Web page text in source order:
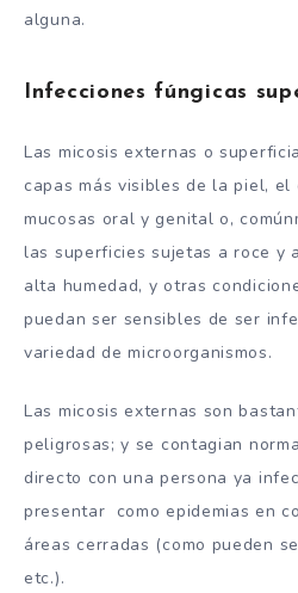
alguna.
Infecciones fúngicas
Las micosis externas o
capas más visibles de la piel,
mucosas oral y genital o,
las superficies sujetas a roce y
alta humedad, y otras
puedan ser sensibles de ser
variedad de microorganismos.
Las micosis externas son
peligrosas; y se contagian
directo con una persona ya
presentar como epidemias en
áreas cerradas (como pueden
etc.).